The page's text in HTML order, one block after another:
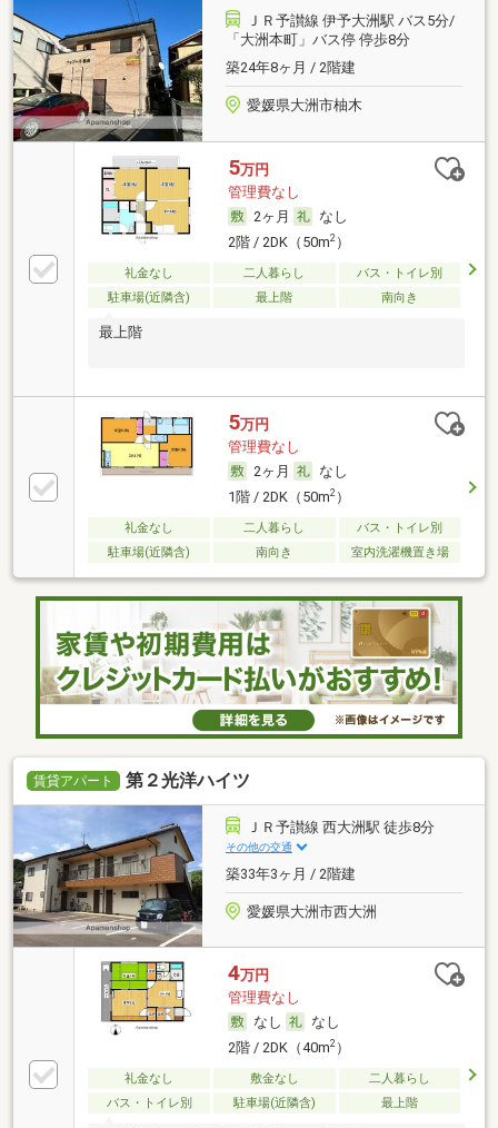
ＪＲ予讃線 伊予大洲駅 バス5分/
「大洲本町」バス停 停歩8分
築24年8ヶ月 / 2階建
愛媛県大洲市柚木
5万円
管理費なし
2ヶ月
なし
2階 / 2DK（50m2）
礼金なし 二人暮らし
バス・トイレ別
駐車場(近隣含)
最上階 南向き
最上階
5万円
管理費なし
2ヶ月
なし
1階 / 2DK（50m2）
礼金なし 二人暮らし
バス・トイレ別
駐車場(近隣含)
南向き 室内洗濯機置き場
賃貸アパート 第２光洋ハイツ
ＪＲ予讃線 西大洲駅 徒歩8分
その他の交通
築33年3ヶ月 / 2階建
愛媛県大洲市西大洲
4万円
管理費なし
なし
なし
2階 / 2DK（40m2）
礼金なし 敷金なし
二人暮らし
バス・トイレ別
駐車場(近隣含) 最上階